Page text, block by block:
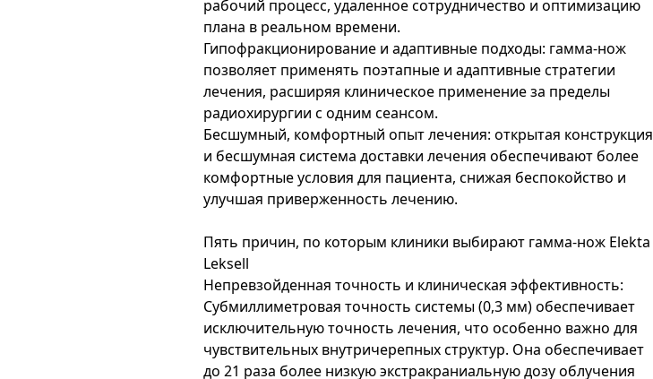
рабочий процесс, удаленное сотрудничество и оптимизацию
плана в реальном времени.
Гипофракционирование и адаптивные подходы: гамма-нож
позволяет применять поэтапные и адаптивные стратегии
лечения, расширяя клиническое применение за пределы
радиохирургии с одним сеансом.
Бесшумный, комфортный опыт лечения: открытая конструкция
и бесшумная система доставки лечения обеспечивают более
комфортные условия для пациента, снижая беспокойство и
улучшая приверженность лечению.
Пять причин, по которым клиники выбирают гамма-нож Elekta
Leksell
Непревзойденная точность и клиническая эффективность:
Субмиллиметровая точность системы (0,3 мм) обеспечивает
исключительную точность лечения, что особенно важно для
чувствительных внутричерепных структур. Она обеспечивает
до 21 раза более низкую экстракраниальную дозу облучения